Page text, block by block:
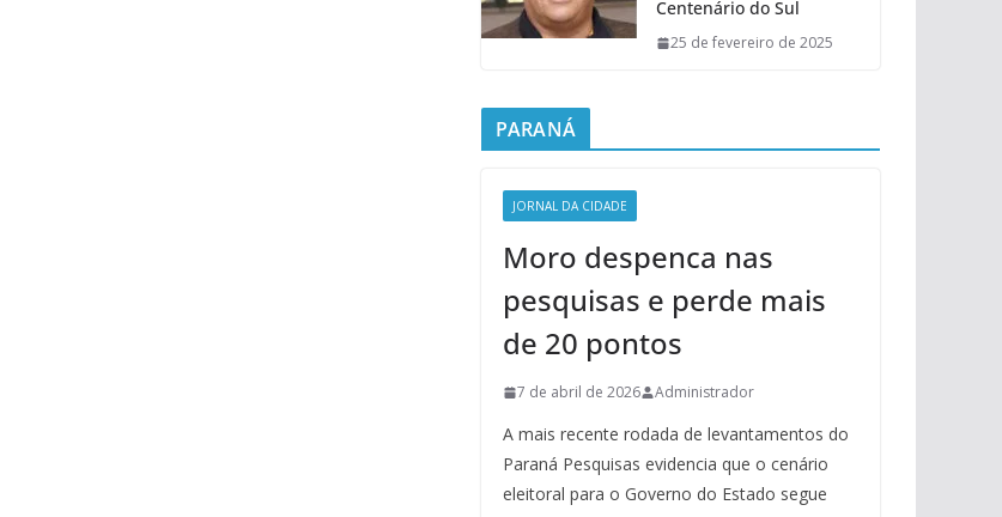
Centenário do Sul
25 de fevereiro de 2025
PARANÁ
JORNAL DA CIDADE
Moro despenca nas
pesquisas e perde mais
de 20 pontos
7 de abril de 2026 Administrador
A mais recente rodada de levantamentos do
Paraná Pesquisas evidencia que o cenário
eleitoral para o Governo do Estado segue